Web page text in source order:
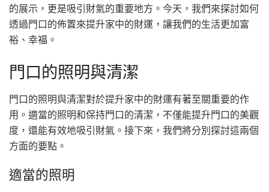
的展示，更是吸引財氣的重要地方。今天，我們來探討如何
透過門口的佈置來提升家中的財運，讓我們的生活更加富
裕、幸福。
門口的照明與清潔
門口的照明與清潔對於提升家中的財運有著至關重要的作
用。適當的照明和保持門口的清潔，不僅能提升門口的美觀
度，還能有效地吸引財氣。接下來，我們將分別探討這兩個
方面的要點。
適當的照明